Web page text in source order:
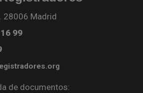
28006 Madrid
99
de documentos: